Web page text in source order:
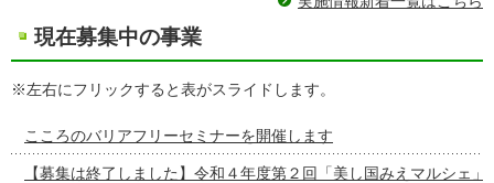
現在募集中の事業
※左右にフリックすると表がスライドします。
こころのバリアフリーセミナーを開催します
【募集は終了しました】令和４年度第２回「美し国みえマルシェ